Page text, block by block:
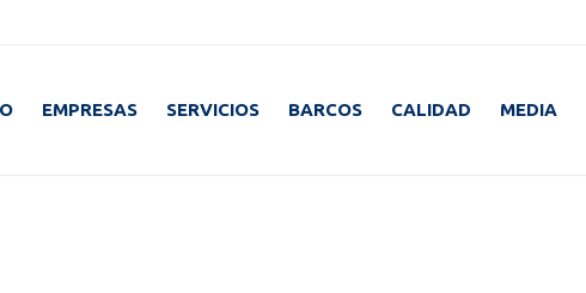
EMPRESAS SERVICIOS BARCOS CALIDAD MEDIA